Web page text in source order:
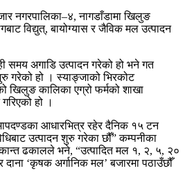
नगरपालिका–४, नागडाँडामा खिलुङ
विद्युत्, बायोग्यास र जैविक मल उत्पादन
समय अगाडि उत्पादन गरेको हो भने गत
गरेको हो । स्याङ्जाको भिरकोट
खिलुङ कालिका एग्रो फर्मको शाखा
हो ।
मापदण्डका आधारभित्र रहेर दैनिक १५ टन
उत्पादन शुरु गरेका छौँ” कम्पनीका
ढकालले भने, “उत्पादित मल १, २, ५, २०
‘कृषक अर्गानिक मल’ बजारमा पठाउँछौँ